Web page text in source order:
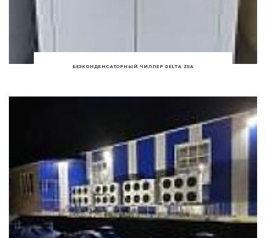
БЕЗКОНДЕНСАТОРНЫЙ ЧИЛЛЕР DELTA ZSA